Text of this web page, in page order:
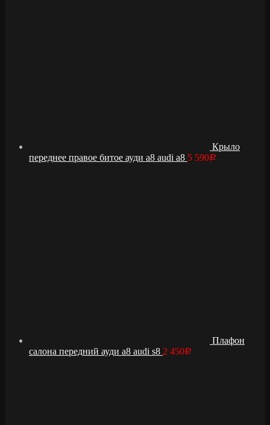
Крыло
переднее правое битое ауди а8 audi a8 5 590Р
Плафон
салона передний ауди а8 audi s8 2 450Р